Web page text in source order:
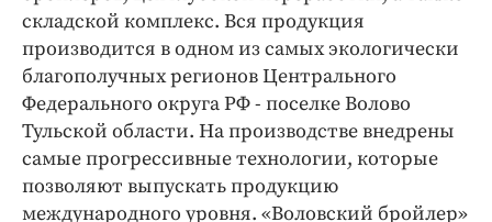
складской комплекс. Вся продукция
производится в одном из самых экологически
благополучных регионов Центрального
Федерального округа РФ - поселке Волово
Тульской области. На производстве внедрены
самые прогрессивные технологии, которые
позволяют выпускать продукцию
международного уровня. «Воловский бройлер»